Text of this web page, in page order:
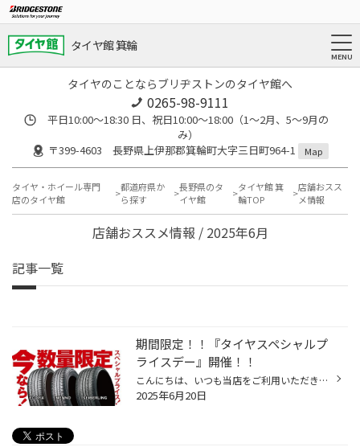
タイヤ館 箕輪
タイヤのことならブリヂストンのタイヤ館へ
0265-98-9111
平日10:00～18:30 日、祝日10:00～18:00（1～2月、5～9月の
み）
〒399-4603 長野県上伊那郡箕輪町大字三日町964-1
Map
タイヤ・ホイール専門
店のタイヤ館
都道府県か
ら探す
長野県のタ
イヤ館
タイヤ館 箕
輪TOP
店舗おスス
メ情報
店舗おススメ情報 / 2025年6月
記事一覧
期間限定！！『タイヤスペシャルプ
ライスデー』開催！！
こんにちは、いつも当店をご利用いただきましてありがとうございます。 本日より、コクピット・タイヤ館におきまして、 期間限定！ サイズ限定！！ 数量限定！！！ お得にお買い求めいただける、「タイヤスペシャルプライスデー」がスタートします！ お得なタイヤのご紹介！！ ワゴンR、N-BOX、タン...
2025年6月20日